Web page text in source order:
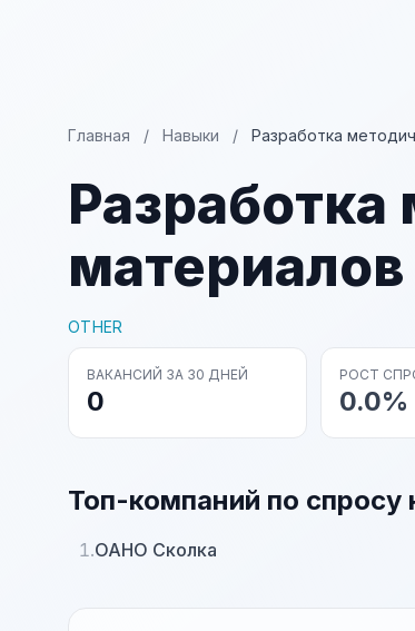
Главная / Навыки / Разработка
материалов
OTHER
ВАКАНСИЙ ЗА 30 ДНЕЙ
0
РОСТ
0.0%
Топ-компаний по спросу
1.ОАНО Сколка